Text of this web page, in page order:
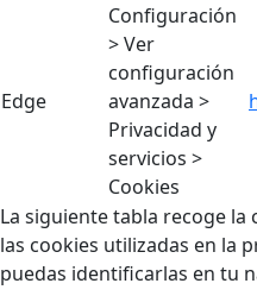
Edge
Configuración
> Ver
configuración
avanzada >
Privacidad y
servicios >
Cookies
La siguiente tabla recoge
las cookies utilizadas en la
puedas identificarlas en tu